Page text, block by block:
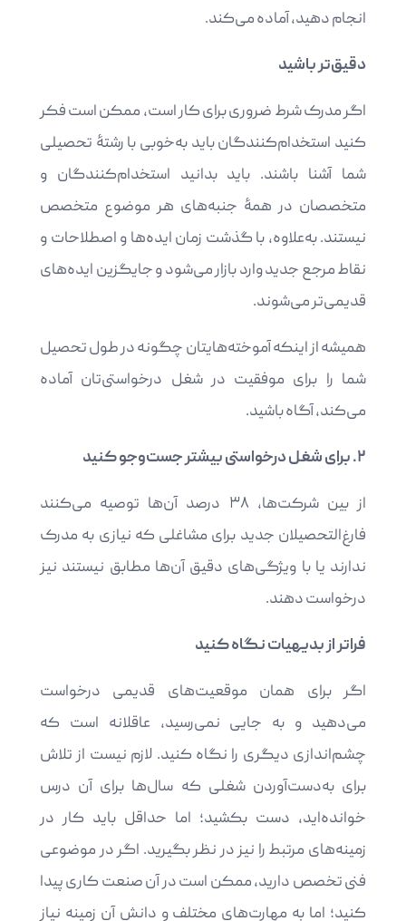
انجام دهید، آماده می‌کند.
دقیق‌تر باشید
اگر مدرک شرط ضروری برای کار است، ممکن است فکر
کنید استخدام‌کنندگان باید به‌خوبی با رشتۀ تحصیلی
شما آشنا باشند. باید بدانید استخدام‌کنندگان و
متخصصان در همۀ جنبه‌های هر موضوع متخصص
نیستند. به‌علاوه، با گذشت زمان ایده‌ها و اصطلاحات و
نقاط مرجع جدید وارد بازار می‌شود و جایگزین ایده‌های
قدیمی‌تر می‌شوند.
همیشه از اینکه آموخته‌هایتان چگونه در طول تحصیل
شما را برای موفقیت در شغل درخواستی‌تان آماده
می‌کند، آگاه باشید.
۲. برای شغل درخواستی بیشتر جست‌وجو کنید
از بین شرکت‌ها، ۳۸ درصد آن‌ها توصیه می‌کنند
فارغ‌التحصیلان جدید برای مشاغلی که نیازی به مدرک
ندارند یا با ویژگی‌های دقیق آن‌ها مطابق نیستند نیز
درخواست دهند.
فراتر از بدیهیات نگاه کنید
اگر برای همان موقعیت‌های قدیمی ‌درخواست
می‌دهید و به جایی نمی‌رسید، عاقلانه است که
چشم‌اندازی دیگری را نگاه کنید. لازم نیست از تلاش
برای به‌دست‌آوردن شغلی که سال‌ها برای آن درس
خوانده‌اید، دست بکشید؛ اما حداقل باید کار در
زمینه‌های مرتبط را نیز در نظر بگیرید. اگر در موضوعی
فنی تخصص دارید، ممکن است در آن صنعت کاری پیدا
کنید؛ اما به مهارت‌های مختلف و دانش آن زمینه نیاز